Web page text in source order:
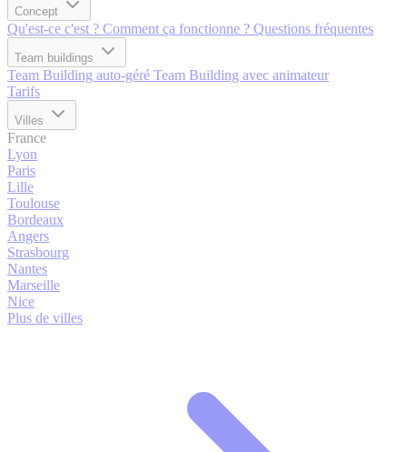
Concept
Qu'est-ce c'est ? Comment ça fonctionne ? Questions fréquentes
Team buildings
Team Building auto-géré Team Building avec animateur
Tarifs
Villes
France
Lyon
Paris
Lille
Toulouse
Bordeaux
Angers
Strasbourg
Nantes
Marseille
Nice
Plus de villes